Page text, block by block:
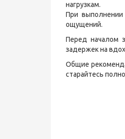
нагрузкам.
При
ощущений.
Перед началом
задержек на
Общие
старайтесь